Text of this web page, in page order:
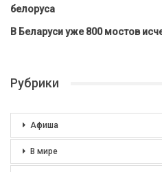
белоруса
В Беларуси уже 800 мостов
Рубрики
Афиша
В мире